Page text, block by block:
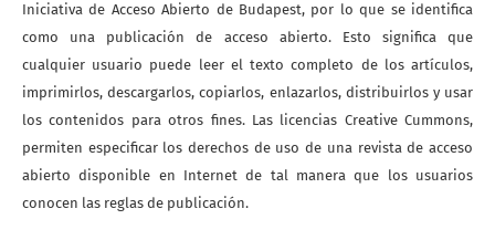
Iniciativa de Acceso Abierto de Budapest, por lo que se identifica
como una publicación de acceso abierto. Esto significa que
cualquier usuario puede leer el texto completo de los artículos,
imprimirlos, descargarlos, copiarlos, enlazarlos, distribuirlos y usar
los contenidos para otros fines. Las licencias Creative Cummons,
permiten especificar los derechos de uso de una revista de acceso
abierto disponible en Internet de tal manera que los usuarios
conocen las reglas de publicación.